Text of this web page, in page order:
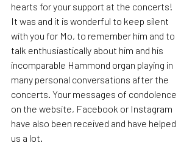
hearts for your support at the concerts!
It was and it is wonderful to keep silent
with you for Mo, to remember him and to
talk enthusiastically about him and his
incomparable Hammond organ playing in
many personal conversations after the
concerts. Your messages of condolence
on the website, Facebook or Instagram
have also been received and have helped
us a lot.